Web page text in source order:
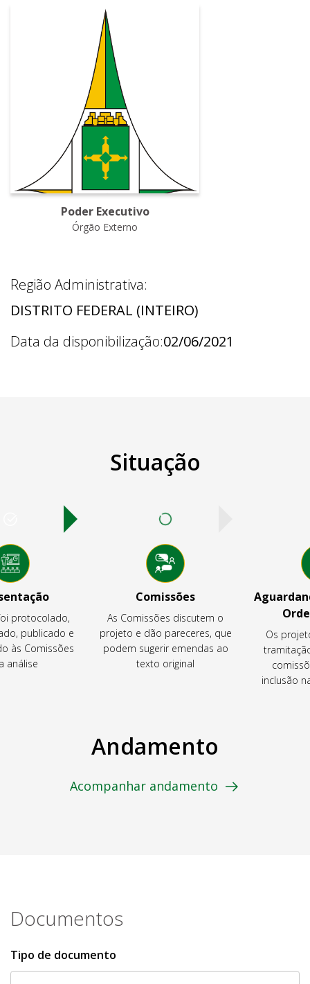
Poder Executivo
Órgão Externo
Região Administrativa:
DISTRITO FEDERAL (INTEIRO)
Data da disponibilização:02/06/2021
Situação
protocolado,
publicado e
às Comissões
análise
Comissões
As Comissões discutem o
projeto e dão pareceres, que
podem sugerir emendas ao
texto original
Os
inclusão
Andamento
Acompanhar andamento
Documentos
Tipo de documento